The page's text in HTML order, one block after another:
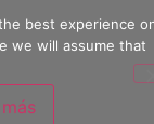
best experience
we will assume that